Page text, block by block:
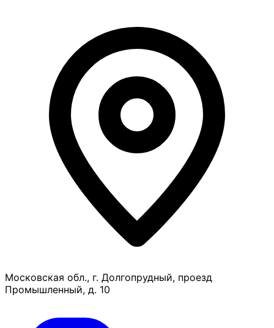
Московская обл., г. Долгопрудный, проезд
Промышленный, д. 10